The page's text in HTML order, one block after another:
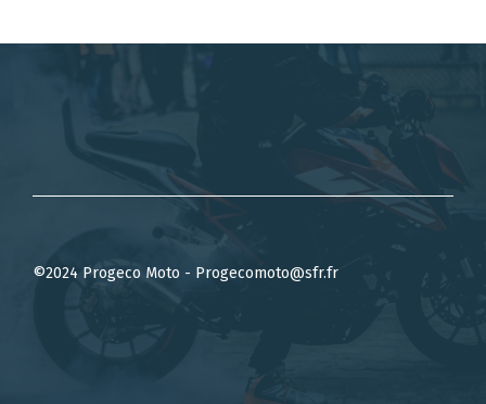
©2024 Progeco Moto - Progecomoto@sfr.fr